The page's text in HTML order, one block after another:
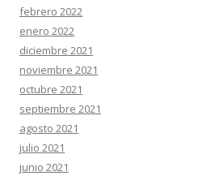
febrero 2022
enero 2022
diciembre 2021
noviembre 2021
octubre 2021
septiembre 2021
agosto 2021
julio 2021
junio 2021